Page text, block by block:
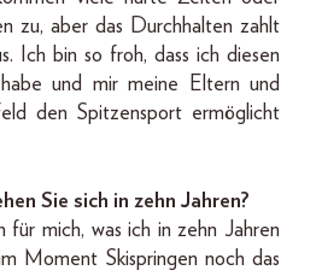
zu, aber das Durchhalten zahlt
Ich bin so froh, dass ich diesen
und mir meine Eltern und
den Spitzensport ermöglicht
Sie sich in zehn Jahren?
für mich, was ich in zehn Jahren
Moment Skispringen noch das